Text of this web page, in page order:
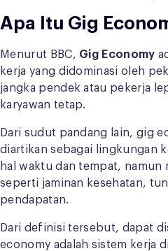
Apa Itu Gig
Menurut BBC, Gig Economy
kerja yang didominasi oleh
jangka pendek atau pekerja
karyawan tetap.
Dari sudut pandang lain, gig
diartikan sebagai lingkungan
hal waktu dan tempat,
seperti jaminan kesehatan,
pendapatan.
Dari definisi tersebut, dapat
economy adalah sistem kerja